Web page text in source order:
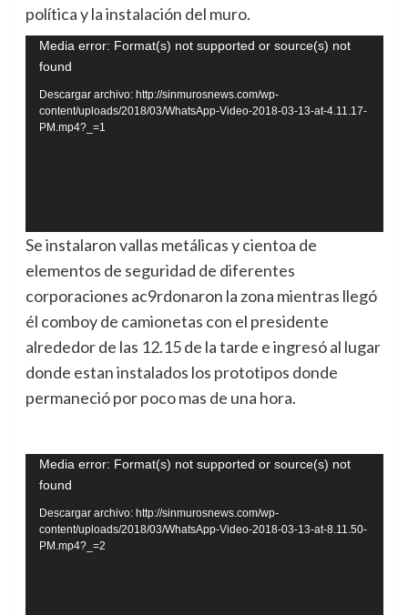
política y la instalación del muro.
Reproductor
de
vídeo
Media error: Format(s) not supported or source(s) not
found
Descargar archivo: http://sinmurosnews.com/wp-
content/uploads/2018/03/WhatsApp-Video-2018-03-13-at-4.11.17-
PM.mp4?_=1
Se instalaron vallas metálicas y cientoa de
elementos de seguridad de diferentes
corporaciones ac9rdonaron la zona mientras llegó
él comboy de camionetas con el presidente
alrededor de las 12.15 de la tarde e ingresó al lugar
donde estan instalados los prototipos donde
permaneció por poco mas de una hora.
Reproductor
de
vídeo
Media error: Format(s) not supported or source(s) not
found
Descargar archivo: http://sinmurosnews.com/wp-
content/uploads/2018/03/WhatsApp-Video-2018-03-13-at-8.11.50-
PM.mp4?_=2